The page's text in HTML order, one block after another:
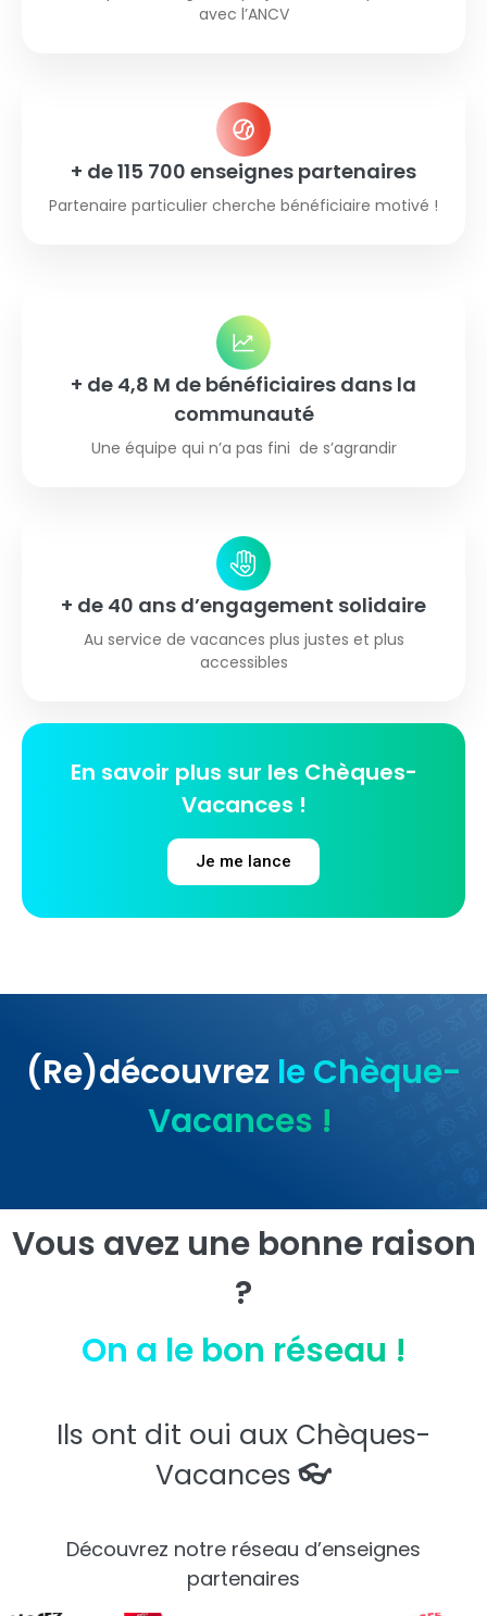
avec l’ANCV
+ de 115 700 enseignes partenaires
Partenaire particulier cherche bénéficiaire motivé !
+ de 4,8 M de bénéficiaires dans la
communauté
Une équipe qui n’a pas fini de s’agrandir
+ de 40 ans d’engagement solidaire
Au service de vacances plus justes et plus
accessibles
En savoir plus sur les Chèques-
Vacances !
Je me lance
(Re)découvrez le Chèque-
Vacances !
Vous avez une bonne raison
?
On a le bon réseau !
Ils ont dit oui aux Chèques-
Vacances 👓
Découvrez notre réseau d’enseignes
partenaires